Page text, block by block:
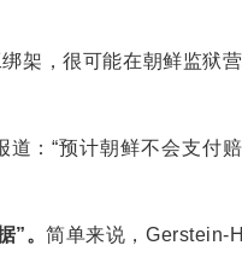
架，很可能在朝鲜监狱
：“预计朝鲜不会支付
”。简单来说，Gerstein-